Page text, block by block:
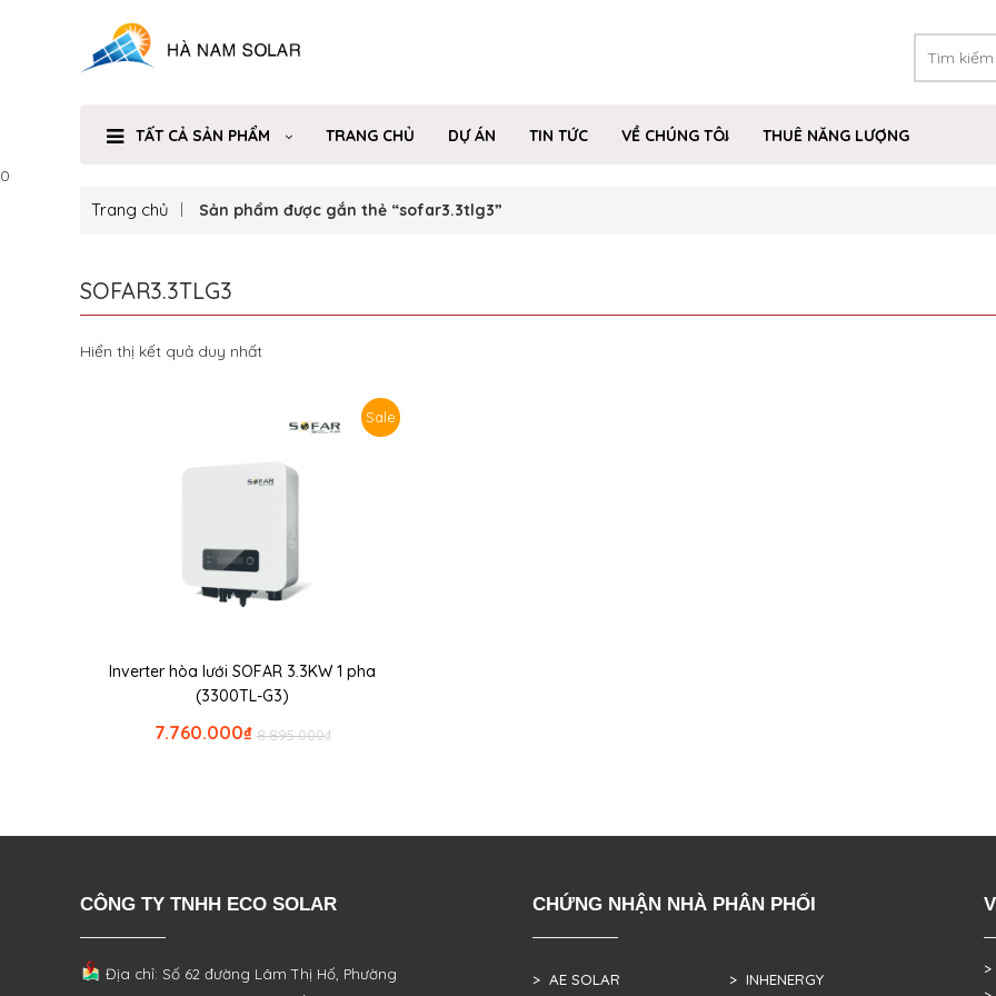
TẤT CẢ SẢN PHẨM TRANG CHỦ DỰ ÁN TIN TỨC VỀ CHÚNG TÔI
THUÊ NĂNG LƯỢNG
0
Trang chủ Sản phẩm được gắn thẻ “sofar3.3tlg3”
SOFAR3.3TLG3
Hiển thị kết quả duy nhất
Sale
Inverter hòa lưới SOFAR 3.3KW 1 pha
(3300TL-G3)
₫
8.895.000
₫
7.760.000
CÔNG TY TNHH ECO SOLAR
Địa chỉ: Số 62 đường Lâm Thị Hố, Phường
CHỨNG NHẬN NHÀ PHÂN PHỐI
> AE SOLAR > INHENERGY
>